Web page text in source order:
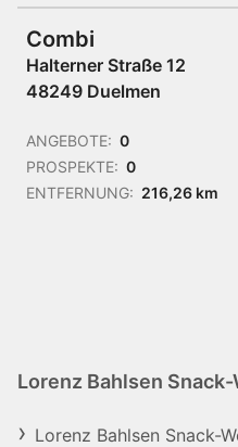
Combi
Halterner Straße 12
48249 Duelmen
ANGEBOTE: 0
PROSPEKTE: 0
ENTFERNUNG: 216,26 km
Lorenz Bahlsen
Lorenz Bahlsen Snack-